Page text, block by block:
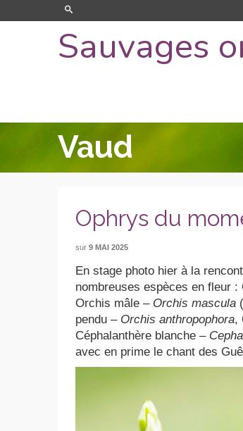
Sauvages
Vaud
Ophrys du
sur9 MAI 2025
En stage photo hier à la
nombreuses espèces en fleur :
Orchis mâle – Orchis mascula
pendu – Orchis anthropophora,
Céphalanthère blanche –
avec en prime le chant des